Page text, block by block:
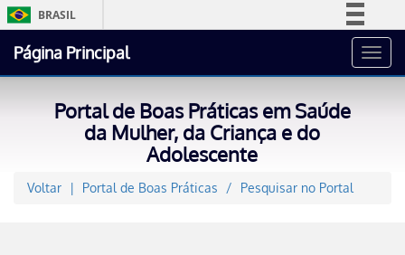
BRASIL
Acesso à informação
Canais
Página Principal
Portal de Boas Práticas em Saúde
da Mulher, da Criança e do
Adolescente
Voltar Portal de Boas Práticas Pesquisar no Portal